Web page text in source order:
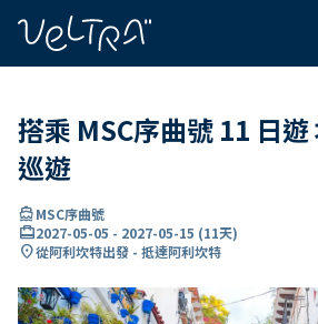
搭乘 MSC序曲號 11 日
巡遊
directions_boatMSC序曲號
card_travel2027-05-05 - 2027-05-15 (11天)
location_on從阿利坎特出發 - 抵達阿利坎特